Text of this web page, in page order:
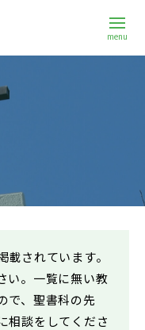
menu
されています。
い。一覧に無い教
で、聖書科の先
相談をしてくださ